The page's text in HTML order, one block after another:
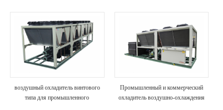
воздушный охладитель винтового
типа для промышленного
Промышленный и коммерческий
охладитель воздушно-охлаждения